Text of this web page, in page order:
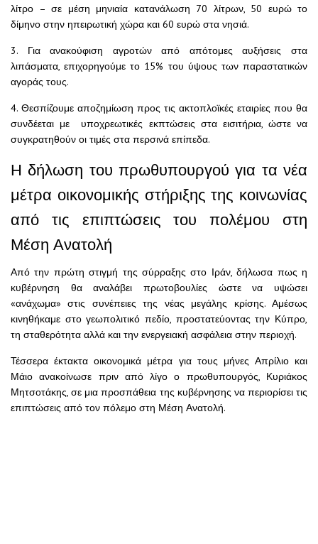
λίτρο – σε μέση μηνιαία κατανάλωση 70 λίτρων, 50 ευρώ το
δίμηνο στην ηπειρωτική χώρα και 60 ευρώ στα νησιά.
3. Για ανακούφιση αγροτών από απότομες αυξήσεις στα
λιπάσματα, επιχορηγούμε το 15% του ύψους των παραστατικών
αγοράς τους.
4. Θεσπίζουμε αποζημίωση προς τις ακτοπλοϊκές εταιρίες που θα
συνδέεται με υποχρεωτικές εκπτώσεις στα εισιτήρια, ώστε να
συγκρατηθούν οι τιμές στα περσινά επίπεδα.
Η δήλωση του πρωθυπουργού για τα νέα
μέτρα οικονομικής στήριξης της κοινωνίας
από τις επιπτώσεις του πολέμου στη
Μέση Ανατολή
Από την πρώτη στιγμή της σύρραξης στο Ιράν, δήλωσα πως η
κυβέρνηση θα αναλάβει πρωτοβουλίες ώστε να υψώσει
«ανάχωμα» στις συνέπειες της νέας μεγάλης κρίσης. Αμέσως
κινηθήκαμε στο γεωπολιτικό πεδίο, προστατεύοντας την Κύπρο,
τη σταθερότητα αλλά και την ενεργειακή ασφάλεια στην περιοχή.
Τέσσερα έκτακτα οικονομικά μέτρα για τους μήνες Απρίλιο και
Μάιο ανακοίνωσε πριν από λίγο ο πρωθυπουργός, Κυριάκος
Μητσοτάκης, σε μια προσπάθεια της κυβέρνησης να περιορίσει τις
επιπτώσεις από τον πόλεμο στη Μέση Ανατολή.